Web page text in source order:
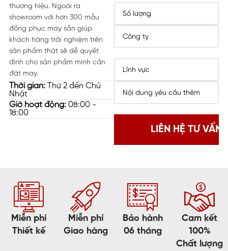
thương hiệu. Ngoài ra
showroom với hơn 300 mẫu
đồng phục may sẵn giúp
khách hàng trải nghiệm trên
sản phẩm thật sẽ dễ quyết
định cho sản phẩm mình cần
đặt may.
Thời gian:Thứ 2 đến Chủ
Nhật
Giờ hoạt động:08:00 -
18:00
Miễn phí
Thiết kế
Miễn phí
Giao hàng
Bảo hành
06 tháng
Cam kết
100%
Chất lượng